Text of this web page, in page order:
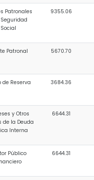
Patronales
Social
9355.06
Patronal 5670.70
de Reserva 3684.36
y Otros
de la Deuda
Interna
6644.31
Público
6644.31